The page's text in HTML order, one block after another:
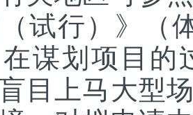
试行）》（
谋划项目
目上马大型